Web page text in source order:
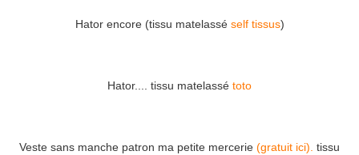
Hator encore (tissu matelassé self tissus)
Hator.... tissu matelassé toto
Veste sans manche patron ma petite mercerie (gratuit ici). tissu